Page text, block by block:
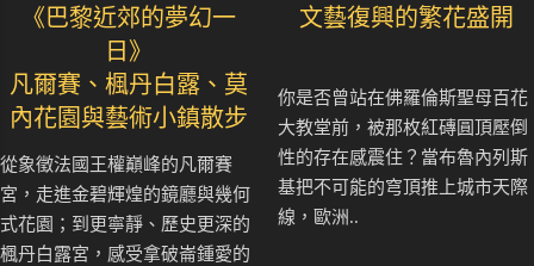
《巴黎近郊的夢幻一
日》
凡爾賽、楓丹白露、莫
內花園與藝術小鎮散步
從象徵法國王權巔峰的凡爾賽
宮，走進金碧輝煌的鏡廳與幾何
式花園；到更寧靜、歷史更深的
楓丹白露宮，感受拿破崙鍾愛的
文藝復興的繁花盛開
你是否曾站在佛羅倫斯聖母百花
大教堂前，被那枚紅磚圓頂壓倒
性的存在感震住？當布魯內列斯
基把不可能的穹頂推上城市天際
線，歐洲..